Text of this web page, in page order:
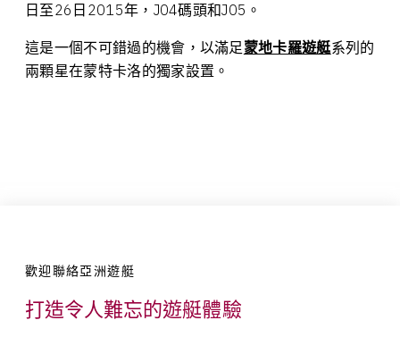
日至26日2015年，J04碼頭和J05。
這是一個不可錯過的機會，以滿足蒙地卡羅遊艇系列的
兩顆星在蒙特卡洛的獨家設置。
歡迎聯絡亞洲遊艇
打造令人難忘的遊艇體驗